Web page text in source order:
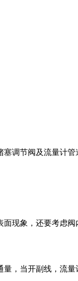
调节阀及流量计管
现象，还要考虑
，当开副线，流